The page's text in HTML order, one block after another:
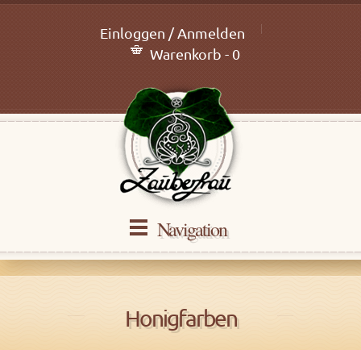
Einloggen / Anmelden
Warenkorb - 0
Navigation
Honigfarben